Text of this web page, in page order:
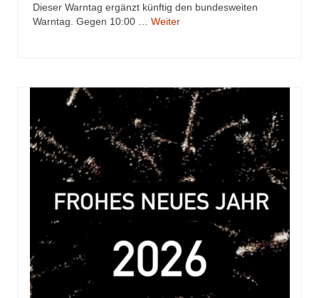
Dieser Warntag ergänzt künftig den bundesweiten
Warntag. Gegen 10:00 … Weiter